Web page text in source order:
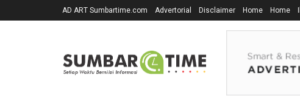
AD ART Sumbartime.com Advertorial Disclaimer Home Home